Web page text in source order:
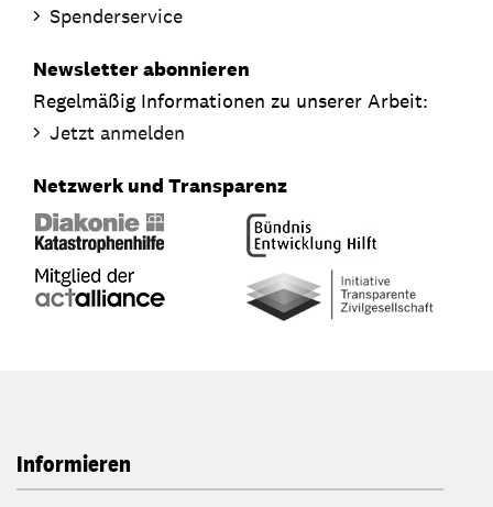
Spenderservice
Newsletter abonnieren
Regelmäßig Informationen zu unserer Arbeit:
Jetzt anmelden
Netzwerk und Transparenz
Informieren